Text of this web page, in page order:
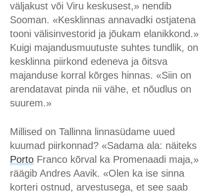
väljakust või Viru keskusest,» nendib
Sooman. «Kesklinnas annavadki ostjatena
tooni välisinvestorid ja jõukam elanikkond.»
Kuigi majandusmuutuste suhtes tundlik, on
kesklinna piirkond edeneva ja õitsva
majanduse korral kõrges hinnas. «Siin on
arendatavat pinda nii vähe, et nõudlus on
suurem.»
Millised on Tallinna linnasüdame uued
kuumad piirkonnad? «Sadama ala: näiteks
Porto Franco kõrval ka Promenaadi maja,»
räägib Andres Aavik. «Olen ka ise sinna
korteri ostnud, arvestusega, et see saab